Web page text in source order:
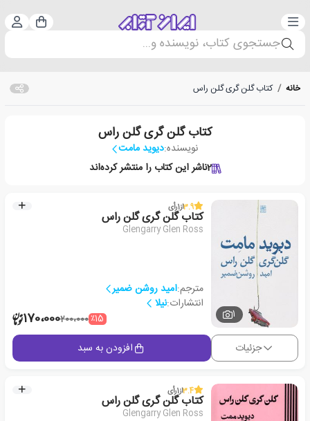
دسته‌بندی سبد
جستجوی کتاب، نویسنده و...
خانه / کتاب گلن گری گلن راس
کتاب گلن گری گلن راس
نویسنده:دیوید مامت
2ناشر این کتاب را منتشر کرده‌اند
1
3.9از1رأی
کتاب گلن گری گلن راس
Glengarry Glen Ross
مترجم:امید روشن ضمیر
انتشارات:نیلا
٪15200،000170،000
جزئیات افزودن به سبد
3.4از1رأی
کتاب گلن گری گلن راس
Glengarry Glen Ross